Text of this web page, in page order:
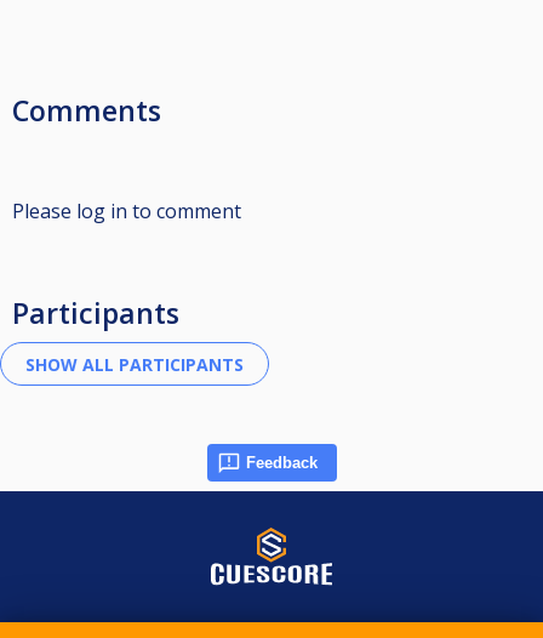
Comments
Please log in to comment
Participants
Feedback